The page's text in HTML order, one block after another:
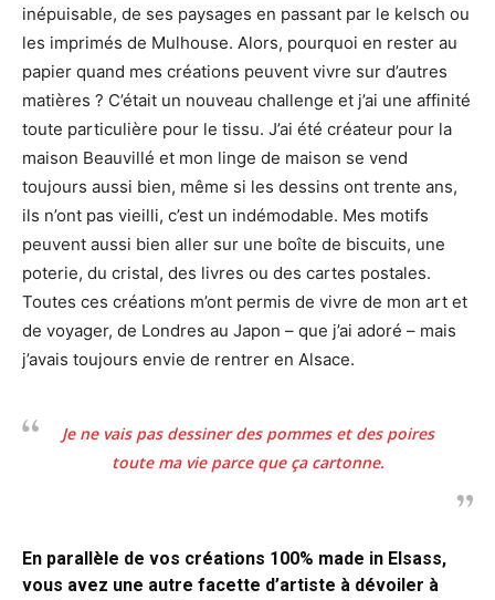
inépuisable, de ses paysages en passant par le kelsch ou
les imprimés de Mulhouse. Alors, pourquoi en rester au
papier quand mes créations peuvent vivre sur d’autres
matières ? C’était un nouveau challenge et j’ai une affinité
toute particulière pour le tissu. J’ai été créateur pour la
maison Beauvillé et mon linge de maison se vend
toujours aussi bien, même si les dessins ont trente ans,
ils n’ont pas vieilli, c’est un indémodable. Mes motifs
peuvent aussi bien aller sur une boîte de biscuits, une
poterie, du cristal, des livres ou des cartes postales.
Toutes ces créations m’ont permis de vivre de mon art et
de voyager, de Londres au Japon – que j’ai adoré – mais
j’avais toujours envie de rentrer en Alsace.
Je ne vais pas dessiner des pommes et des poires
toute ma vie parce que ça cartonne.
En parallèle de vos créations 100% made in Elsass,
vous avez une autre facette d’artiste à dévoiler à